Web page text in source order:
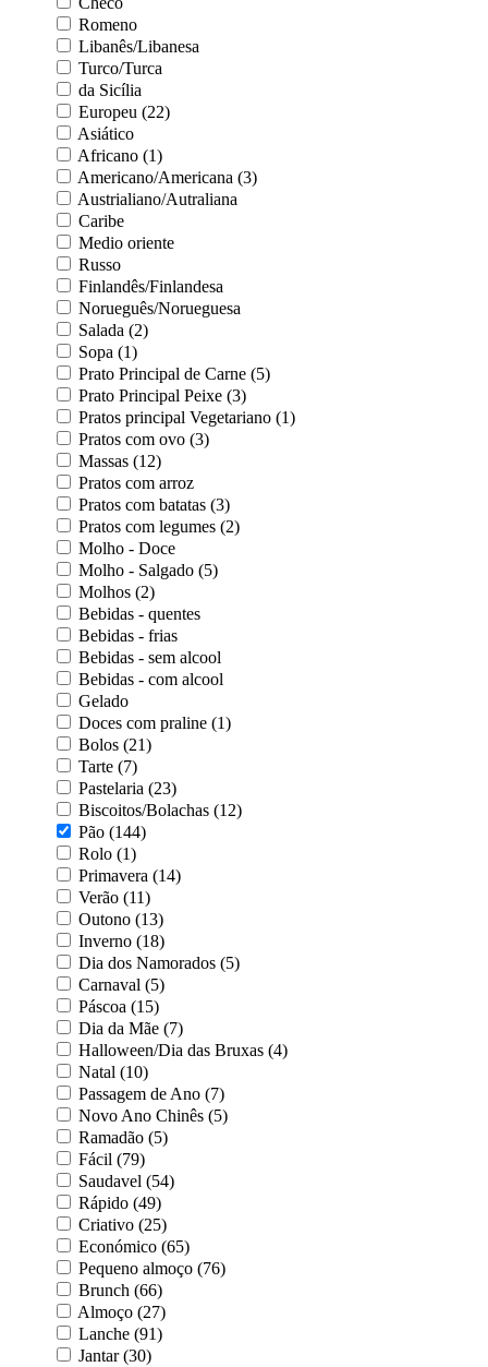
Romeno
Libanês/Libanesa
Turco/Turca
da Sicília
Europeu (22)
Asiático
Africano (1)
Americano/Americana (3)
Austrialiano/Autraliana
Caribe
Medio oriente
Russo
Finlandês/Finlandesa
Norueguês/Norueguesa
Salada (2)
Sopa (1)
Prato Principal de Carne (5)
Prato Principal Peixe (3)
Pratos principal Vegetariano (1)
Pratos com ovo (3)
Massas (12)
Pratos com arroz
Pratos com batatas (3)
Pratos com legumes (2)
Molho - Doce
Molho - Salgado (5)
Molhos (2)
Bebidas - quentes
Bebidas - frias
Bebidas - sem alcool
Bebidas - com alcool
Gelado
Doces com praline (1)
Bolos (21)
Tarte (7)
Pastelaria (23)
Biscoitos/Bolachas (12)
Pão (144)
Rolo (1)
Primavera (14)
Verão (11)
Outono (13)
Inverno (18)
Dia dos Namorados (5)
Carnaval (5)
Páscoa (15)
Dia da Mãe (7)
Halloween/Dia das Bruxas (4)
Natal (10)
Passagem de Ano (7)
Novo Ano Chinês (5)
Ramadão (5)
Fácil (79)
Saudavel (54)
Rápido (49)
Criativo (25)
Económico (65)
Pequeno almoço (76)
Brunch (66)
Almoço (27)
Lanche (91)
Jantar (30)